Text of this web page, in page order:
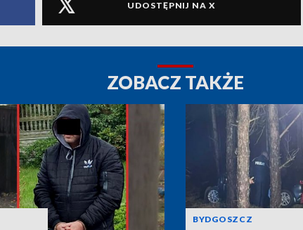
UDOSTĘPNIJ NA X
ZOBACZ TAKŻE
BYDGOSZCZ